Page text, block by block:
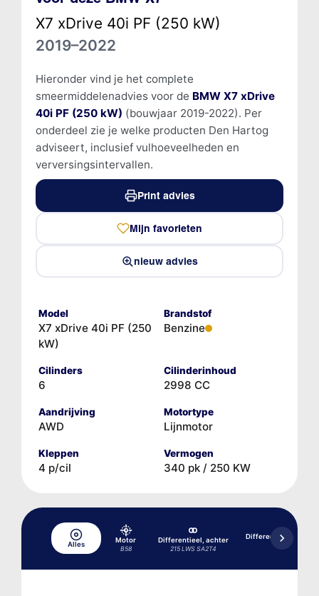
X7 xDrive 40i PF (250 kW)
2019–2022
Hieronder vind je het complete
smeermiddelenadvies voor de BMW X7 xDrive
40i PF (250 kW) (bouwjaar 2019-2022). Per
onderdeel zie je welke producten Den Hartog
adviseert, inclusief vulhoeveelheden en
verversingsintervallen.
Print advies
Mijn favorieten
nieuw advies
Model
X7 xDrive 40i PF (250
kW)
Brandstof
Benzine
Cilinders
6
Cilinderinhoud
2998 CC
Aandrijving
AWD
Motortype
Lijnmotor
Kleppen
4 p/cil
Vermogen
340 pk / 250 KW
Alles
Motor
B58
Differentieel, achter
215 LWS SA2T4
Differentieel, achter,
met 02/2020